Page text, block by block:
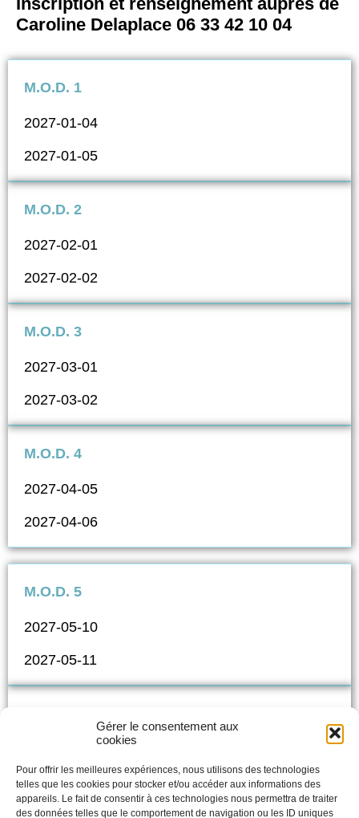
Gérer le consentement aux
cookies
Pour offrir les meilleures expériences, nous utilisons des technologies
telles que les cookies pour stocker et/ou accéder aux informations des
appareils. Le fait de consentir à ces technologies nous permettra de traiter
des données telles que le comportement de navigation ou les ID uniques
Caroline Delaplace 06 33 42 10 04
M.O.D. 1
2027-01-04
2027-01-05
M.O.D. 2
2027-02-01
2027-02-02
M.O.D. 3
2027-03-01
2027-03-02
M.O.D. 4
2027-04-05
2027-04-06
M.O.D. 5
2027-05-10
2027-05-11
2027-06-02